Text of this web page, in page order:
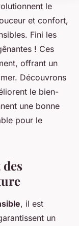
le
et confort,
Fini les
! Ces
offrant un
Découvrons
le bien-
une bonne
pour le
, il est
un